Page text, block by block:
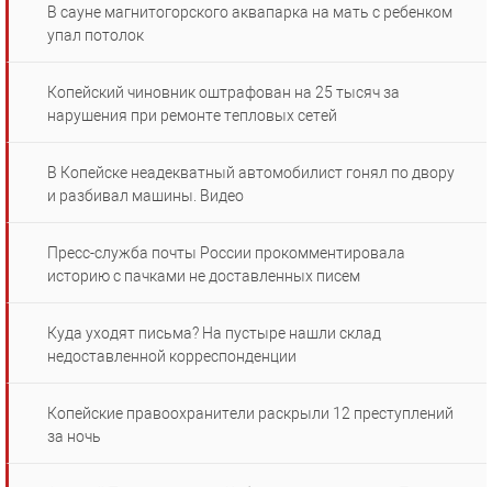
В сауне магнитогорского аквапарка на мать с ребенком
упал потолок
Копейский чиновник оштрафован на 25 тысяч за
нарушения при ремонте тепловых сетей
В Копейске неадекватный автомобилист гонял по двору
и разбивал машины. Видео
Пресс-служба почты России прокомментировала
историю с пачками не доставленных писем
Куда уходят письма? На пустыре нашли склад
недоставленной корреспонденции
Копейские правоохранители раскрыли 12 преступлений
за ночь